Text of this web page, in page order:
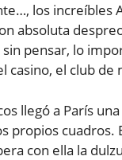
los increíbles
absoluta
pensar, lo
casino, el club
llegó a París
propios
con ella la